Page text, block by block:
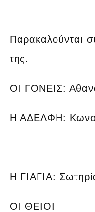
Παρακαλούνται
της.
ΟΙ ΓΟΝΕΙΣ:
Η ΑΔΕΛΦΗ:
Η ΓΙΑΓΙΑ:
ΟΙ ΘΕΙΟΙ